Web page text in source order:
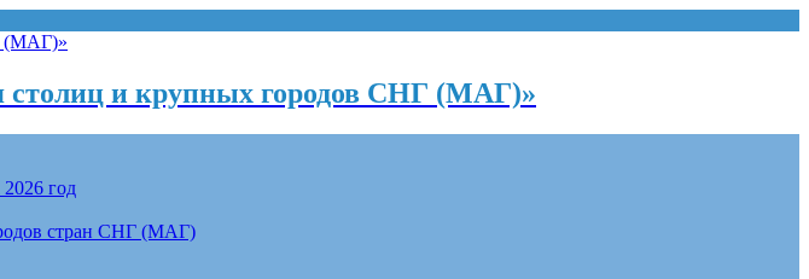
столиц и крупных городов СНГ (МАГ)»
год
стран СНГ (МАГ)